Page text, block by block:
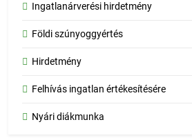
Ingatlanárverési hirdetmény
Földi szúnyoggyértés
Hirdetmény
Felhívás ingatlan értékesítésére
Nyári diákmunka